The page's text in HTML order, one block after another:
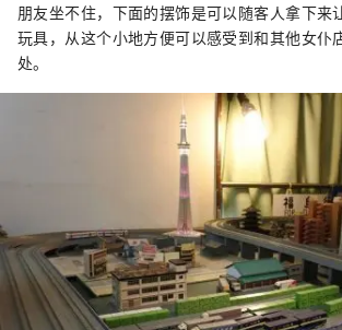
朋友坐不住，下面的摆饰是可以随客人拿下来
玩具，从这个小地方便可以感受到和其他女仆
处。